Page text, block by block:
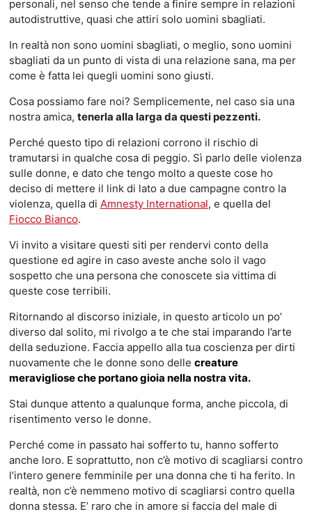
personali, nel senso che tende a finire sempre in relazioni
autodistruttive, quasi che attiri solo uomini sbagliati.
In realtà non sono uomini sbagliati, o meglio, sono uomini
sbagliati da un punto di vista di una relazione sana, ma per
come è fatta lei quegli uomini sono giusti.
Cosa possiamo fare noi? Semplicemente, nel caso sia una
nostra amica, tenerla alla larga da questi pezzenti.
Perché questo tipo di relazioni corrono il rischio di
tramutarsi in qualche cosa di peggio. Sì parlo delle violenza
sulle donne, e dato che tengo molto a queste cose ho
deciso di mettere il link di lato a due campagne contro la
violenza, quella di Amnesty International, e quella del
Fiocco Bianco.
Vi invito a visitare questi siti per rendervi conto della
questione ed agire in caso aveste anche solo il vago
sospetto che una persona che conoscete sia vittima di
queste cose terribili.
Ritornando al discorso iniziale, in questo articolo un po’
diverso dal solito, mi rivolgo a te che stai imparando l’arte
della seduzione. Faccia appello alla tua coscienza per dirti
nuovamente che le donne sono delle creature
meravigliose che portano gioia nella nostra vita.
Stai dunque attento a qualunque forma, anche piccola, di
risentimento verso le donne.
Perché come in passato hai sofferto tu, hanno sofferto
anche loro. E soprattutto, non c’è motivo di scagliarsi contro
l’intero genere femminile per una donna che ti ha ferito. In
realtà, non c’è nemmeno motivo di scagliarsi contro quella
donna stessa. E’ raro che in amore si faccia del male di